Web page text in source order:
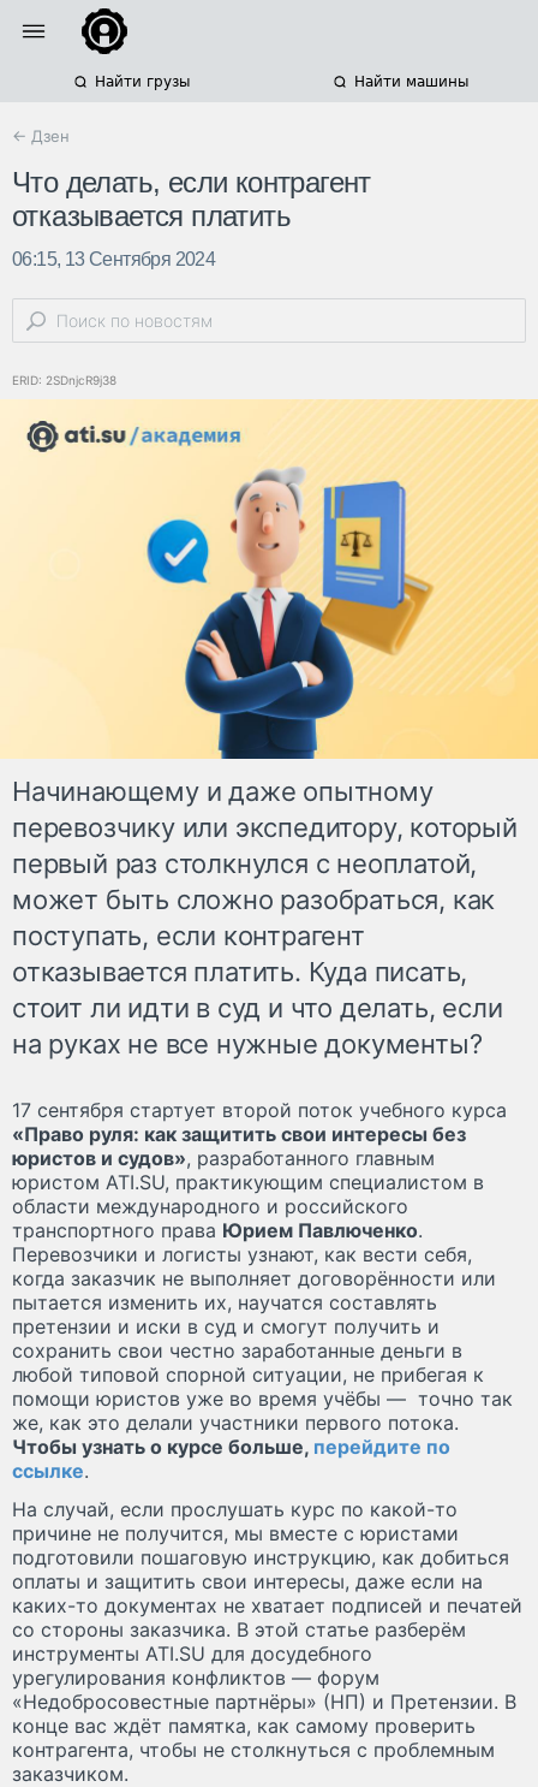
Найти грузы Найти машины
← Дзен
Что делать, если контрагент
отказывается платить
06:15, 13 Сентября 2024
ERID: 2SDnjcR9j38
Начинающему и даже опытному
перевозчику или экспедитору, который
первый раз столкнулся с неоплатой,
может быть сложно разобраться, как
поступать, если контрагент
отказывается платить. Куда писать,
стоит ли идти в суд и что делать, если
на руках не все нужные документы?
17 сентября стартует второй поток учебного курса
«Право руля: как защитить свои интересы без
юристов и судов», разработанного главным
юристом ATI.SU, практикующим специалистом в
области международного и российского
транспортного права Юрием Павлюченко.
Перевозчики и логисты узнают, как вести себя,
когда заказчик не выполняет договорённости или
пытается изменить их, научатся составлять
претензии и иски в суд и смогут получить и
сохранить свои честно заработанные деньги в
любой типовой спорной ситуации, не прибегая к
помощи юристов уже во время учёбы — точно так
же, как это делали участники первого потока.
Чтобы узнать о курсе больше, перейдите по
ссылке.
На случай, если прослушать курс по какой-то
причине не получится, мы вместе с юристами
подготовили пошаговую инструкцию, как добиться
оплаты и защитить свои интересы, даже если на
каких-то документах не хватает подписей и печатей
со стороны заказчика. В этой статье разберём
инструменты ATI.SU для досудебного
урегулирования конфликтов — форум
«Недобросовестные партнёры» (НП) и Претензии. В
конце вас ждёт памятка, как самому проверить
контрагента, чтобы не столкнуться с проблемным
заказчиком.